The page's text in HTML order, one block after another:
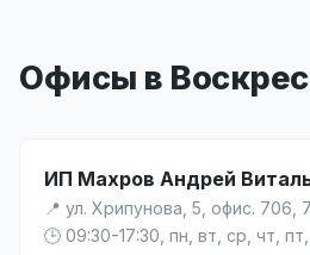
Офисы в
ИП Махров Андрей
📍 ул. Хрипунова, 5, офис. 706,
🕒 09:30-17:30, пн, вт, ср, чт,